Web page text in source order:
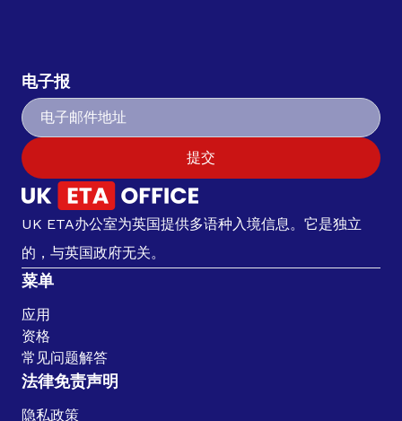
电子报
提交
UK ETA办公室为英国提供多语种入境信息。它是独立
的，与英国政府无关。
菜单
应用
资格
常见问题解答
法律免责声明
隐私政策